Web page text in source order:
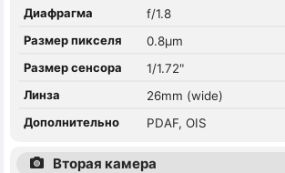
Диафрагма
f/1.8
Размер пикселя
0.8µm
Размер сенсора
1/1.72"
Линза
26mm (wide)
Дополнительно
PDAF, OIS
Вторая камера